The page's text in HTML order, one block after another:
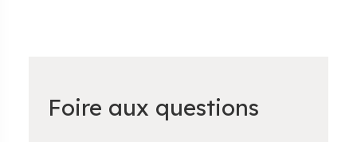
Foire aux questions